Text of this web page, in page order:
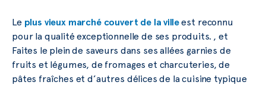
Le plus vieux marché couvert de la villeest reconnu
pour la qualité exceptionnelle de ses produits. , et
Faites le plein de saveurs dans ses allées garnies de
fruits et légumes, de fromages et charcuteries, de
pâtes fraîches et d’autres délices de la cuisine typique